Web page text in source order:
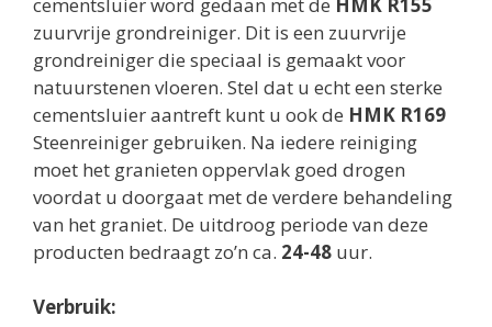
zuurvrije grondreiniger. Dit is een zuurvrije
grondreiniger die speciaal is gemaakt voor
natuurstenen vloeren. Stel dat u echt een sterke
cementsluier aantreft kunt u ook de HMK R169
Steenreiniger gebruiken. Na iedere reiniging
moet het granieten oppervlak goed drogen
voordat u doorgaat met de verdere behandeling
van het graniet. De uitdroog periode van deze
producten bedraagt zo’n ca. 24-48 uur.
Verbruik: